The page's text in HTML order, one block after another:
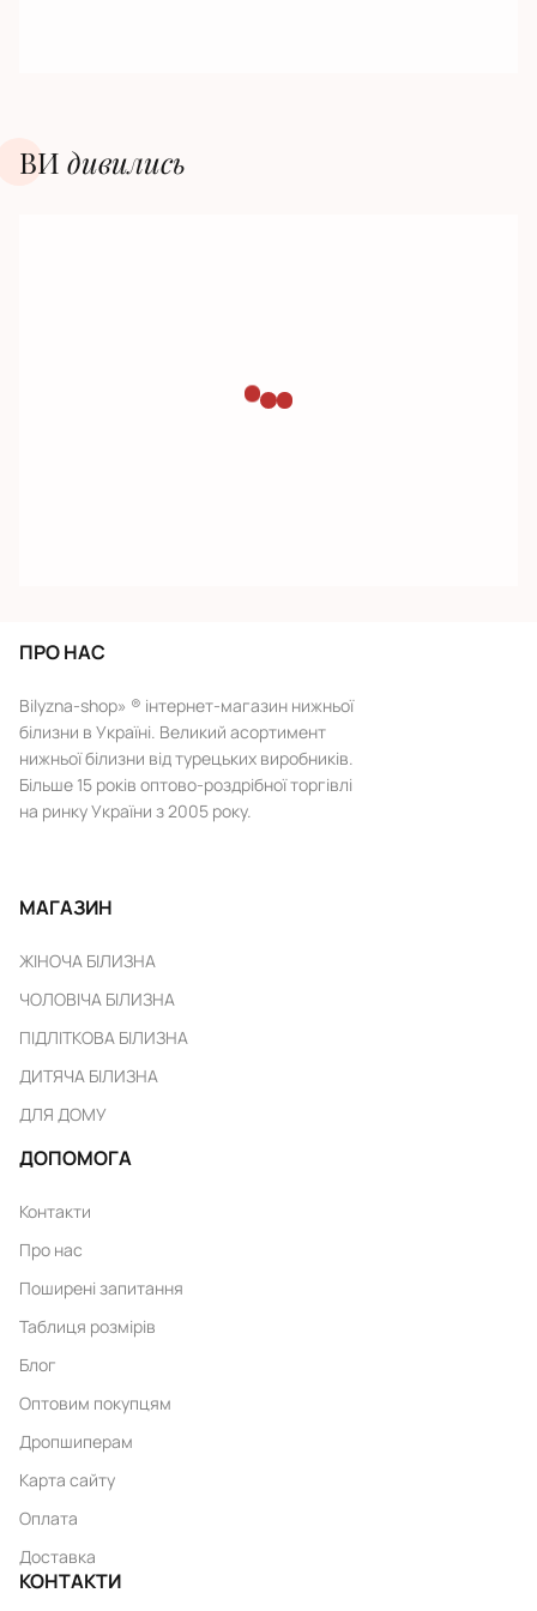
ВИ дивилиcь
ПРО НАС
Bilyzna-shop» ® інтернет-магазин нижньої
білизни в Україні. Великий асортимент
нижньої білизни від турецьких виробників.
Більше 15 років оптово-роздрібної торгівлі
на ринку України з 2005 року.
МАГАЗИН
ЖІНОЧА БІЛИЗНА
ЧОЛОВІЧА БІЛИЗНА
ПІДЛІТКОВА БІЛИЗНА
ДИТЯЧА БІЛИЗНА
ДЛЯ ДОМУ
ДОПОМОГА
Контакти
Про нас
Поширені запитання
Таблиця розмірів
Блог
Оптовим покупцям
Дропшиперам
Карта сайту
Оплата
Доставка
КОНТАКТИ